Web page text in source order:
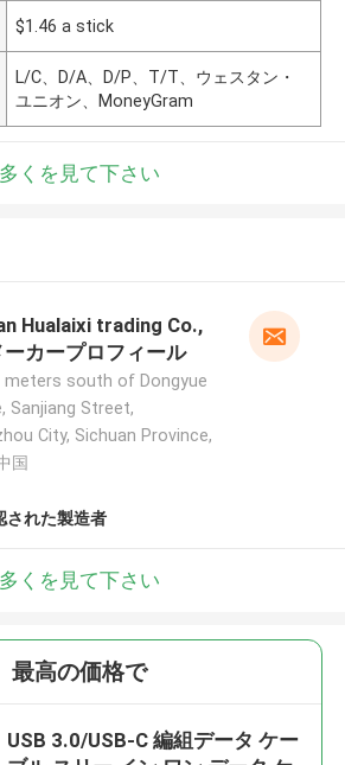
$1.46 a stick
L/C、D/A、D/P、T/T、ウェスタン・
ユニオン、MoneyGram
多くを見て下さい
Hualaixi trading Co.,
ーカープロフィール
meters south of Dongyue
Sanjiang Street,
City, Sichuan Province,
国
された製造者
多くを見て下さい
最高の価格で
USB 3.0/USB-C 編組データ ケー